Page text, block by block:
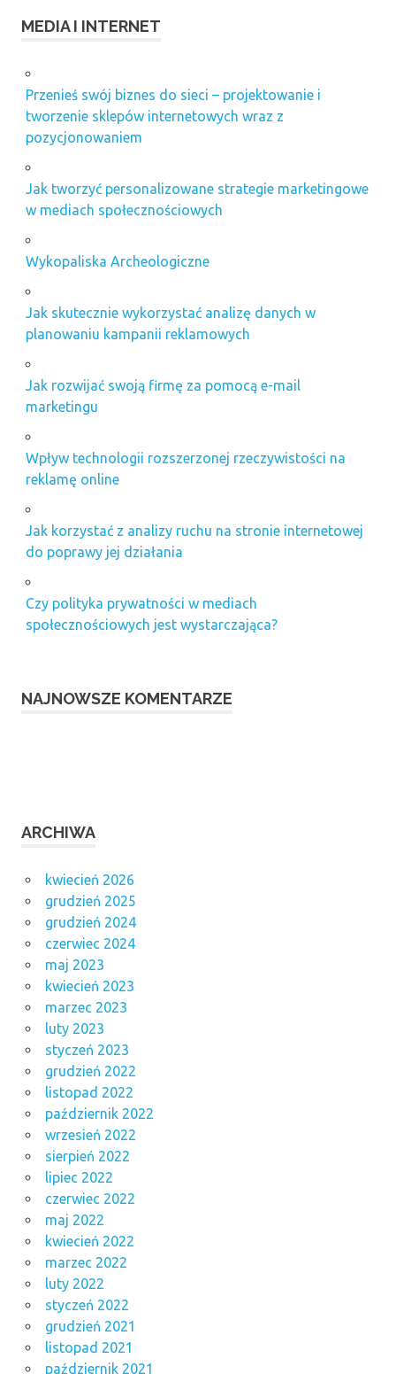
MEDIA I INTERNET
Przenieś swój biznes do sieci – projektowanie i
tworzenie sklepów internetowych wraz z
pozycjonowaniem
Jak tworzyć personalizowane strategie marketingowe
w mediach społecznościowych
Wykopaliska Archeologiczne
Jak skutecznie wykorzystać analizę danych w
planowaniu kampanii reklamowych
Jak rozwijać swoją firmę za pomocą e-mail
marketingu
Wpływ technologii rozszerzonej rzeczywistości na
reklamę online
Jak korzystać z analizy ruchu na stronie internetowej
do poprawy jej działania
Czy polityka prywatności w mediach
społecznościowych jest wystarczająca?
NAJNOWSZE KOMENTARZE
ARCHIWA
kwiecień 2026
grudzień 2025
grudzień 2024
czerwiec 2024
maj 2023
kwiecień 2023
marzec 2023
luty 2023
styczeń 2023
grudzień 2022
listopad 2022
październik 2022
wrzesień 2022
sierpień 2022
lipiec 2022
czerwiec 2022
maj 2022
kwiecień 2022
marzec 2022
luty 2022
styczeń 2022
grudzień 2021
listopad 2021
październik 2021